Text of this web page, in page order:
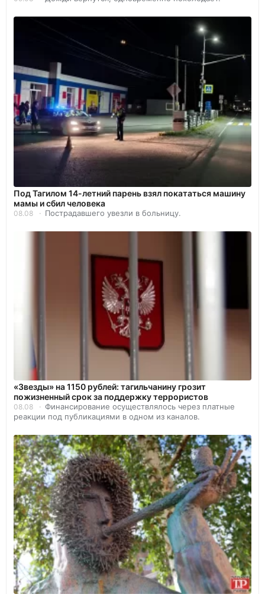
Под Тагилом 14-летний парень взял покататься машину
мамы и сбил человека
08.08 Пострадавшего увезли в больницу.
«Звезды» на 1150 рублей: тагильчанину грозит
пожизненный срок за поддержку террористов
08.08
Финансирование осуществлялось через платные
реакции под публикациями в одном из каналов.